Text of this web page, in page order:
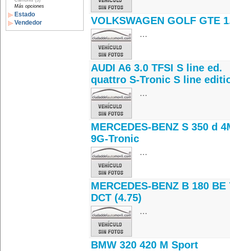
Más opciones
Estado
Vendedor
VOLKSWAGEN GOLF GTE
...
AUDI A6 3.0 TFSI S line ed.
quattro S-Tronic S line
...
MERCEDES-BENZ S 350 d
9G-Tronic
...
MERCEDES-BENZ B 180 BE
DCT (4.75)
...
BMW 320 420 M Sport